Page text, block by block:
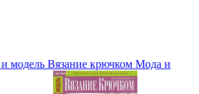
модель Вязание крючком Мода и